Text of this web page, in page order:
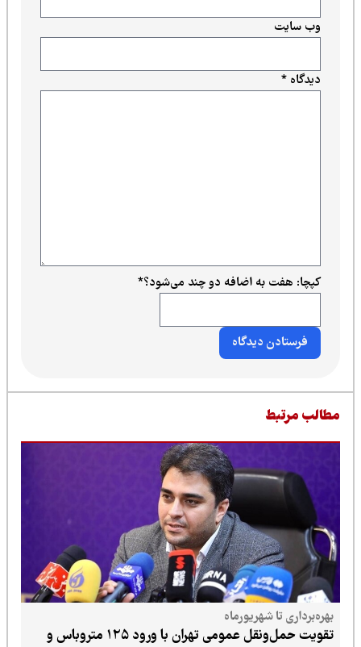
دیدگاه*
وب‌ سایت
کپچا: هفت به اضافه دو چند می‌شود؟*
مرتبط
بهره‌برداری تا شهریورماه
تقویت حمل‌ونقل عمومی تهران با ورود ۱۲۵ متروباس و